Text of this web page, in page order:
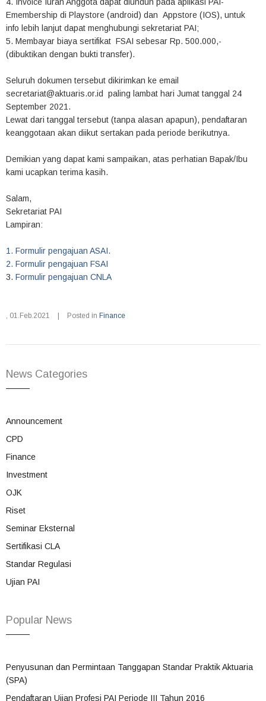
Emembership di Playstore (android) dan Appstore (IOS), untuk
info lebih lanjut dapat menghubungi sekretariat PAI;
5. Membayar biaya sertifikat FSAI sebesar Rp. 500.000,-
(dibuktikan dengan bukti transfer).
Seluruh dokumen tersebut dikirimkan ke email
secretariat@aktuaris.or.id paling lambat hari Jumat tanggal 24
September 2021.
Lewat dari tanggal tersebut (tanpa alasan apapun), pendaftaran
keanggotaan akan diikut sertakan pada periode berikutnya.
Demikian yang dapat kami sampaikan, atas perhatian Bapak/Ibu
kami ucapkan terima kasih.
Salam,
Sekretariat PAI
Lampiran:
1. Formulir pengajuan ASAI.
2. Formulir pengajuan FSAI
3. Formulir pengajuan CNLA
, 01.Feb.2021 Posted in Finance
News Categories
Announcement
CPD
Finance
Investment
OJK
Riset
Seminar Eksternal
Sertifikasi CLA
Standar Regulasi
Ujian PAI
Popular News
Penyusunan dan Permintaan Tanggapan Standar Praktik Aktuaria
(SPA)
Pendaftaran Ujian Profesi PAI Periode III Tahun 2016